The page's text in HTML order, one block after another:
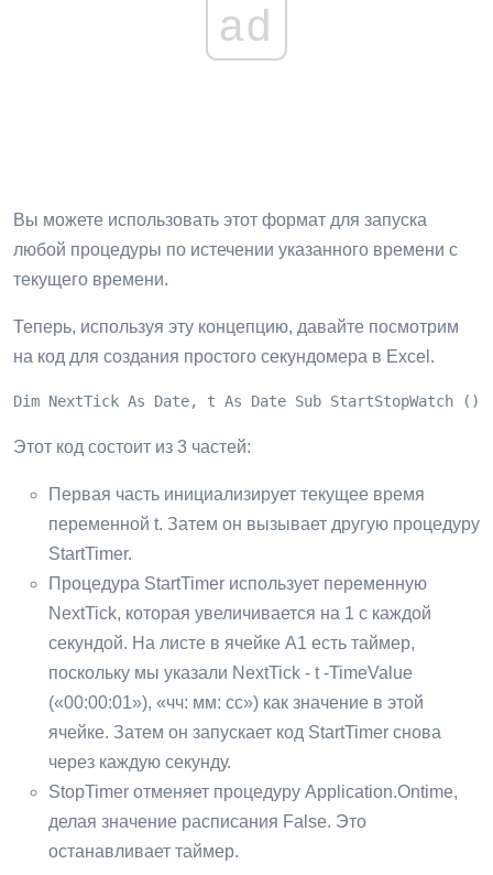
ad
Вы можете использовать этот формат для запуска
любой процедуры по истечении указанного времени с
текущего времени.
Теперь, используя эту концепцию, давайте посмотрим
на код для создания простого секундомера в Excel.
Dim NextTick As Date, t As Date Sub StartStopWatch
Этот код состоит из 3 частей:
Первая часть инициализирует текущее время
переменной t. Затем он вызывает другую процедуру
StartTimer.
Процедура StartTimer использует переменную
NextTick, которая увеличивается на 1 с каждой
секундой. На листе в ячейке A1 есть таймер,
поскольку мы указали NextTick - t -TimeValue
(«00:00:01»), «чч: мм: сс») как значение в этой
ячейке. Затем он запускает код StartTimer снова
через каждую секунду.
StopTimer отменяет процедуру Application.Ontime,
делая значение расписания False. Это
останавливает таймер.